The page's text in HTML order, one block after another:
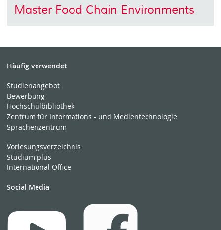
Master Food Chain Environments
Häufig verwendet
Studienangebot
Bewerbung
Hochschulbibliothek
Zentrum für Informations - und Medientechnologie
Sprachenzentrum
Vorlesungsverzeichnis
Studium plus
International Office
Social Media